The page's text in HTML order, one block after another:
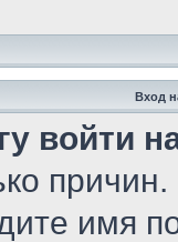
Вход
войти
имя